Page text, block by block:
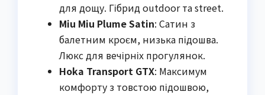
для дощу. Гібрид outdoor та street.
Miu Miu Plume Satin: Сатин з
балетним кроєм, низька підошва.
Люкс для вечірніх прогулянок.
Hoka Transport GTX: Максимум
комфорту з товстою підошвою,